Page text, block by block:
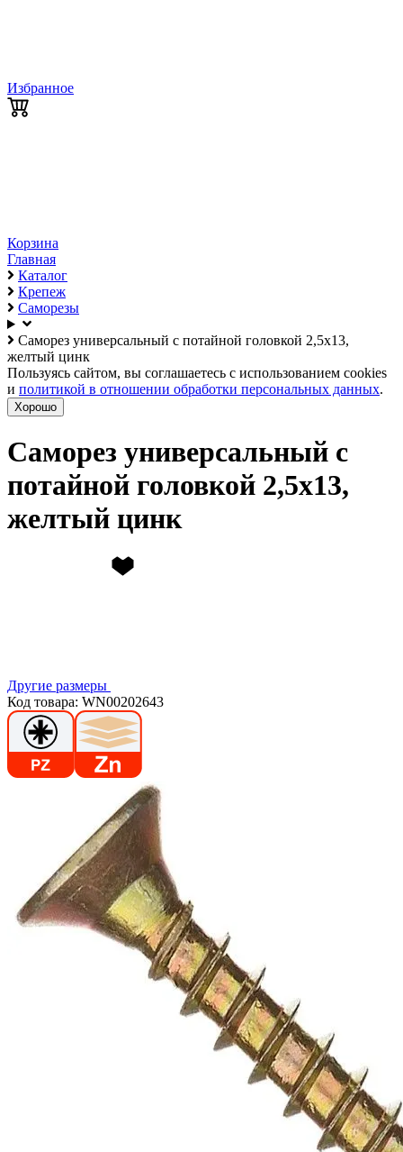
Избранное
Корзина
Главная
Каталог
Крепеж
Саморезы
Саморез универсальный с потайной головкой 2,5х13,
желтый цинк
Пользуясь сайтом, вы соглашаетесь с использованием cookies
и политикой в отношении обработки персональных данных.
Хорошо
Саморез универсальный с
потайной головкой 2,5х13,
желтый цинк
Другие размеры
Код товара: WN00202643